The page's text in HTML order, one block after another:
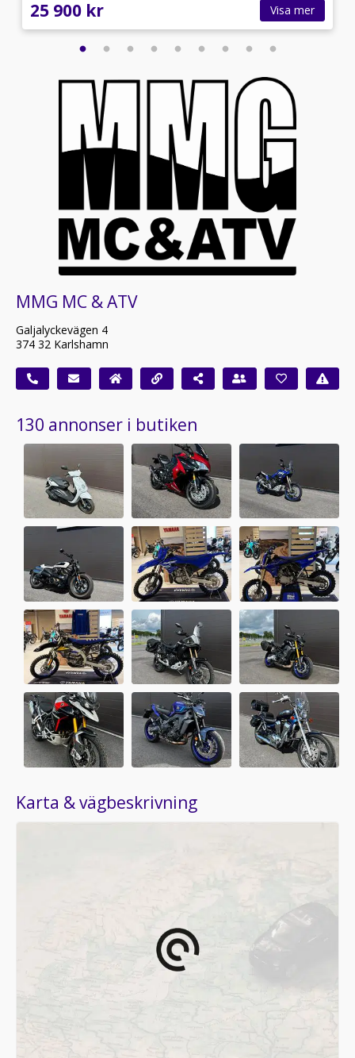
25 900 kr Visa mer
MMG MC & ATV
Galjalyckevägen 4
374 32 Karlshamn
130 annonser i butiken
Karta & vägbeskrivning